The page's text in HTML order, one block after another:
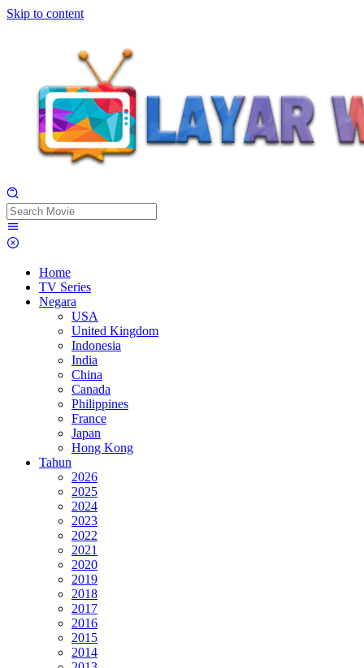
Skip to content
Home
TV Series
Negara
USA
United Kingdom
Indonesia
India
China
Canada
Philippines
France
Japan
Hong Kong
Tahun
2026
2025
2024
2023
2022
2021
2020
2019
2018
2017
2016
2015
2014